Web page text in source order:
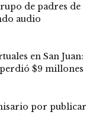
de padres de
audio
en San Juan:
$9 millones
por publicar